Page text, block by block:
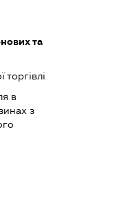
та
торгівлі
в
з